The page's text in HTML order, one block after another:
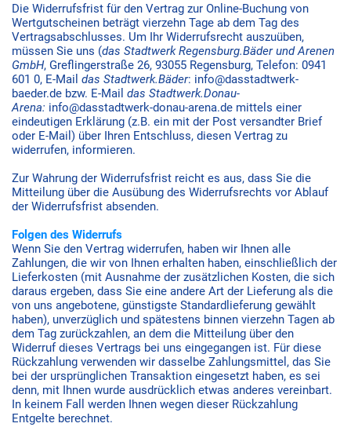
Die Widerrufsfrist für den Vertrag zur Online-Buchung von
Wertgutscheinen beträgt vierzehn Tage ab dem Tag des
Vertragsabschlusses. Um Ihr Widerrufsrecht auszuüben,
müssen Sie uns (das Stadtwerk Regensburg.Bäder und Arenen
GmbH, Greflingerstraße 26, 93055 Regensburg, Telefon: 0941
601 0, E-Mail das Stadtwerk.Bäder: info@dasstadtwerk-
baeder.de bzw. E-Mail das Stadtwerk.Donau-
Arena: info@dasstadtwerk-donau-arena.de mittels einer
eindeutigen Erklärung (z.B. ein mit der Post versandter Brief
oder E-Mail) über Ihren Entschluss, diesen Vertrag zu
widerrufen, informieren.
Zur Wahrung der Widerrufsfrist reicht es aus, dass Sie die
Mitteilung über die Ausübung des Widerrufsrechts vor Ablauf
der Widerrufsfrist absenden.
Folgen des Widerrufs
Wenn Sie den Vertrag widerrufen, haben wir Ihnen alle
Zahlungen, die wir von Ihnen erhalten haben, einschließlich der
Lieferkosten (mit Ausnahme der zusätzlichen Kosten, die sich
daraus ergeben, dass Sie eine andere Art der Lieferung als die
von uns angebotene, günstigste Standardlieferung gewählt
haben), unverzüglich und spätestens binnen vierzehn Tagen ab
dem Tag zurückzahlen, an dem die Mitteilung über den
Widerruf dieses Vertrags bei uns eingegangen ist. Für diese
Rückzahlung verwenden wir dasselbe Zahlungsmittel, das Sie
bei der ursprünglichen Transaktion eingesetzt haben, es sei
denn, mit Ihnen wurde ausdrücklich etwas anderes vereinbart.
In keinem Fall werden Ihnen wegen dieser Rückzahlung
Entgelte berechnet.